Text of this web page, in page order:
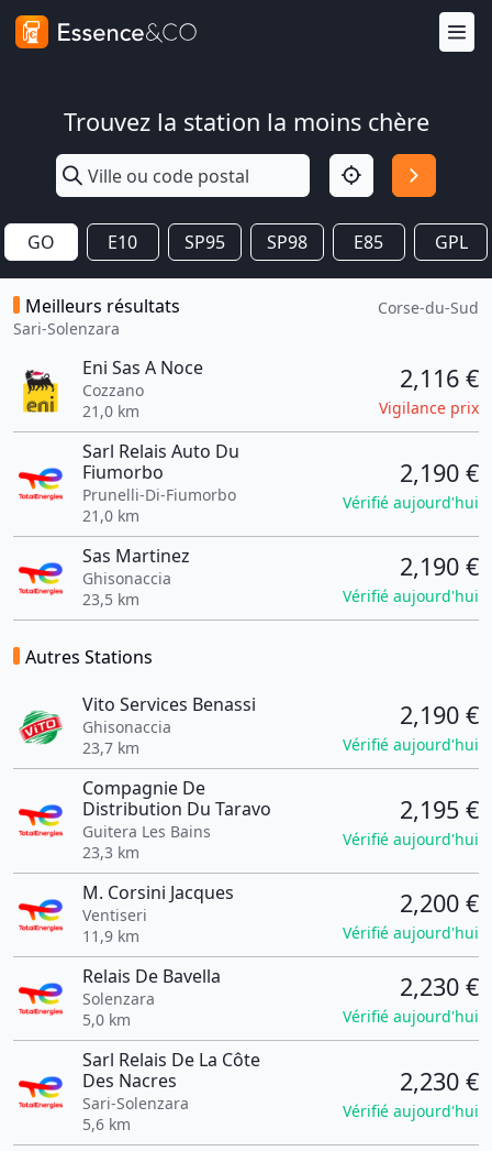
Trouvez la station la moins chère
GO E10 SP95 SP98 E85 GPL
Meilleurs résultats
Sari-Solenzara
Corse-du-Sud
Eni Sas A Noce
Cozzano
21,0 km
2,116 €
Vigilance prix
Sarl Relais Auto Du
Fiumorbo
Prunelli-Di-Fiumorbo
21,0 km
2,190 €
Vérifié aujourd'hui
Sas Martinez
Ghisonaccia
23,5 km
2,190 €
Vérifié aujourd'hui
Autres Stations
Vito Services Benassi
Ghisonaccia
23,7 km
2,190 €
Vérifié aujourd'hui
Compagnie De
Distribution Du Taravo
Guitera Les Bains
23,3 km
2,195 €
Vérifié aujourd'hui
M. Corsini Jacques
Ventiseri
11,9 km
2,200 €
Vérifié aujourd'hui
Relais De Bavella
Solenzara
5,0 km
2,230 €
Vérifié aujourd'hui
Sarl Relais De La Côte
Des Nacres
Sari-Solenzara
5,6 km
2,230 €
Vérifié aujourd'hui